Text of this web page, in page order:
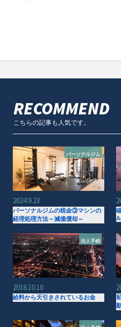
RECOMMEND
こちらの記事も人気です。
パーソナルジム
2024.9.23
パーソナルジムの税金③マシンの
経理処理方法～減価償却～
法人手続
2018.10.10
給料から天引きされているお金